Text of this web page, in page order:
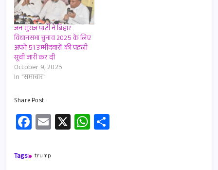
जन सुराज पार्टी ने बिहार
विधानसभा चुनाव 2025 के लिए
अपने 51 उम्मीदवारों की पहली
सूची जारी कर दी
October 9, 2025
In "समाचार"
Share Post:
Fa
ce
b
E
m
X W
h
Tags: trump